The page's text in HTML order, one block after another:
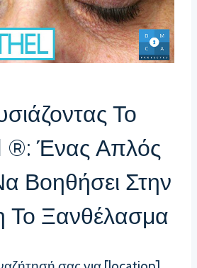
Το
Ένας Απλός
Βοηθήσει Στην
Το Ξανθέλασμα